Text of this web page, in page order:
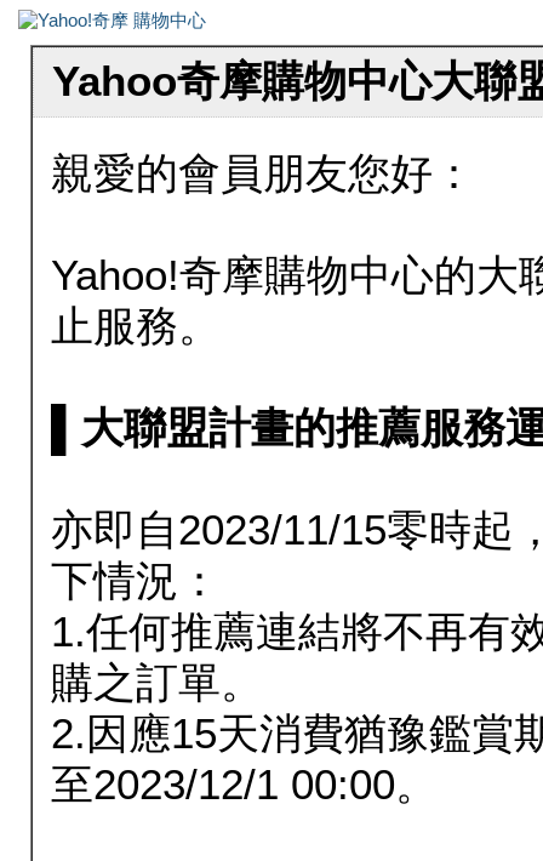
Yahoo奇摩購物中心大聯
親愛的會員朋友您好：
Yahoo!奇摩購物中心的大
止服務。
▌大聯盟計畫的推薦服務
亦即自2023/11/15零時起
下情況：
1.任何推薦連結將不再有
購之訂單。
2.因應15天消費猶豫鑑賞
至2023/12/1 00:00。